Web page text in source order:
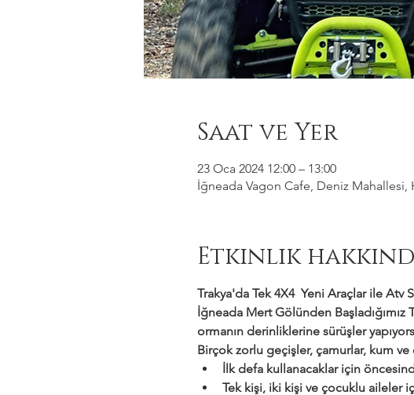
Saat ve Yer
23 Oca 2024 12:00 – 13:00
İğneada Vagon Cafe, Deniz
Etkinlik
Trakya'da Tek 4X4  Yeni Araçlar ile Atv
İğneada Mert Gölünden
ormanın derinliklerine sürüşler
Birçok zorlu geçişler, çamurlar, kum
İlk defa kullanacaklar için
Tek kişi, iki kişi ve çocuklu aileler